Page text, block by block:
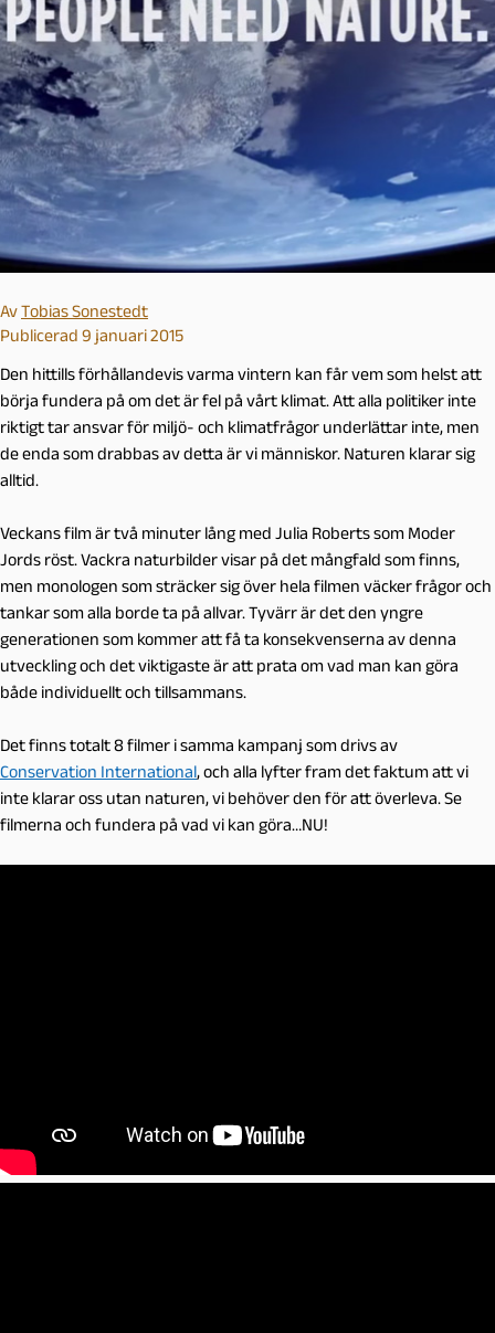
AvTobias Sonestedt
Publicerad 9 januari 2015
Den hittills förhållandevis varma vintern kan får vem som helst att
börja fundera på om det är fel på vårt klimat. Att alla politiker inte
riktigt tar ansvar för miljö- och klimatfrågor underlättar inte, men
de enda som drabbas av detta är vi människor. Naturen klarar sig
alltid.
Veckans film är två minuter lång med Julia Roberts som Moder
Jords röst. Vackra naturbilder visar på det mångfald som finns,
men monologen som sträcker sig över hela filmen väcker frågor och
tankar som alla borde ta på allvar. Tyvärr är det den yngre
generationen som kommer att få ta konsekvenserna av denna
utveckling och det viktigaste är att prata om vad man kan göra
både individuellt och tillsammans.
Det finns totalt 8 filmer i samma kampanj som drivs av
Conservation International, och alla lyfter fram det faktum att vi
inte klarar oss utan naturen, vi behöver den för att överleva. Se
filmerna och fundera på vad vi kan göra…NU!